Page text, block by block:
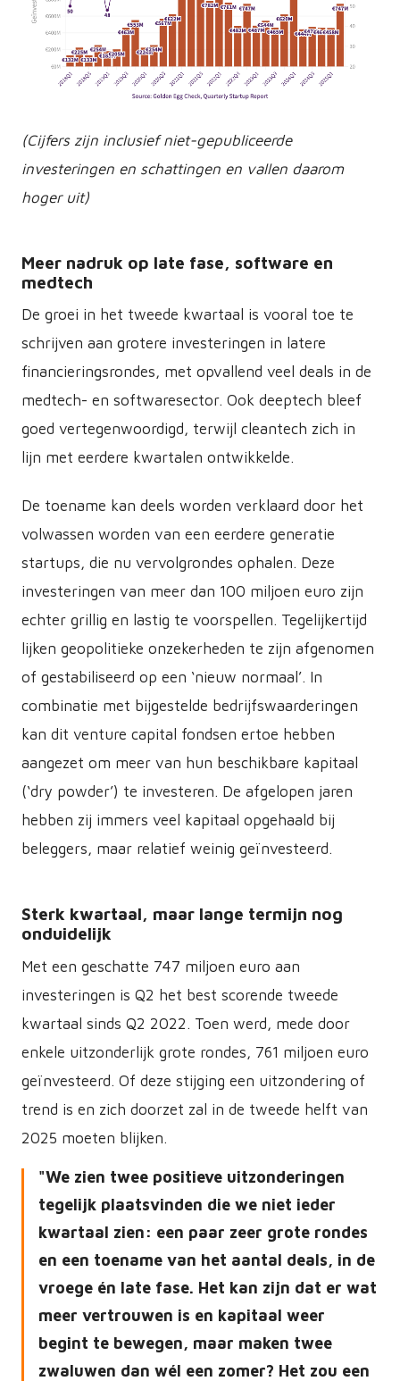
PNG
(Cijfers zijn inclusief niet-gepubliceerde
investeringen en schattingen en vallen daarom
hoger uit)
Meer nadruk op late fase, software en
medtech
De groei in het tweede kwartaal is vooral toe te
schrijven aan grotere investeringen in latere
financieringsrondes, met opvallend veel deals in de
medtech- en softwaresector. Ook deeptech bleef
goed vertegenwoordigd, terwijl cleantech zich in
lijn met eerdere kwartalen ontwikkelde.
De toename kan deels worden verklaard door het
volwassen worden van een eerdere generatie
startups, die nu vervolgrondes ophalen. Deze
investeringen van meer dan 100 miljoen euro zijn
echter grillig en lastig te voorspellen. Tegelijkertijd
lijken geopolitieke onzekerheden te zijn afgenomen
of gestabiliseerd op een ‘nieuw normaal’. In
combinatie met bijgestelde bedrijfswaarderingen
kan dit venture capital fondsen ertoe hebben
aangezet om meer van hun beschikbare kapitaal
(‘dry powder’) te investeren. De afgelopen jaren
hebben zij immers veel kapitaal opgehaald bij
beleggers, maar relatief weinig geïnvesteerd.
Sterk kwartaal, maar lange termijn nog
onduidelijk
Met een geschatte 747 miljoen euro aan
investeringen is Q2 het best scorende tweede
kwartaal sinds Q2 2022. Toen werd, mede door
enkele uitzonderlijk grote rondes, 761 miljoen euro
geïnvesteerd. Of deze stijging een uitzondering of
trend is en zich doorzet zal in de tweede helft van
2025 moeten blijken.
We zien twee positieve uitzonderingen
tegelijk plaatsvinden die we niet ieder
kwartaal zien: een paar zeer grote rondes
en een toename van het aantal deals, in de
vroege én late fase. Het kan zijn dat er wat
meer vertrouwen is en kapitaal weer
begint te bewegen, maar maken twee
zwaluwen dan wél een zomer? Het zou een